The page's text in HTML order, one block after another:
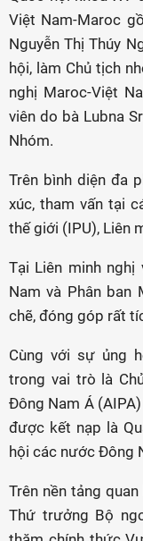
Việt Nam-Maroc
Nguyễn Thị Thúy
hội, làm Chủ tịch
nghị Maroc-Việt
viên do bà Lubna
Nhóm.
Trên bình diện đa
xúc, tham vấn tại
thế giới (IPU), Liên
Tại Liên minh nghị
Nam và Phân ban
chẽ, đóng góp rất
Cùng với sự ủng
trong vai trò là
Đông Nam Á
được kết nạp là
hội các nước Đông
Trên nền tảng
Thứ trưởng Bộ